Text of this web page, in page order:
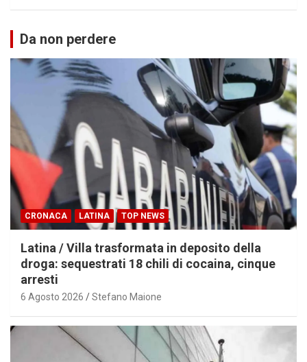
Da non perdere
CRONACA LATINA TOP NEWS
Latina / Villa trasformata in deposito della
droga: sequestrati 18 chili di cocaina, cinque
arresti
6 Agosto 2026 Stefano Maione